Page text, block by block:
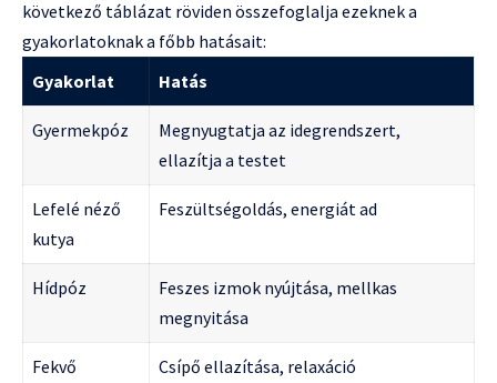
következő táblázat röviden összefoglalja ezeknek a
gyakorlatoknak a főbb hatásait:
Gyakorlat
Hatás
Gyermekpóz
Megnyugtatja az idegrendszert,
ellazítja a testet
Lefelé néző
kutya
Feszültségoldás, energiát ad
Hídpóz
Feszes izmok nyújtása, mellkas
megnyitása
Fekvő
Csípő ellazítása, relaxáció